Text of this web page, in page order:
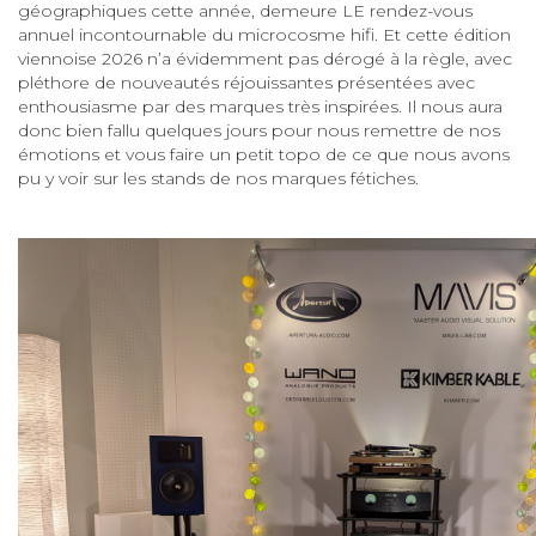
géographiques cette année, demeure LE rendez-vous
annuel incontournable du microcosme hifi. Et cette édition
viennoise 2026 n’a évidemment pas dérogé à la règle, avec
pléthore de nouveautés réjouissantes présentées avec
enthousiasme par des marques très inspirées. Il nous aura
donc bien fallu quelques jours pour nous remettre de nos
émotions et vous faire un petit topo de ce que nous avons
pu y voir sur les stands de nos marques fétiches.